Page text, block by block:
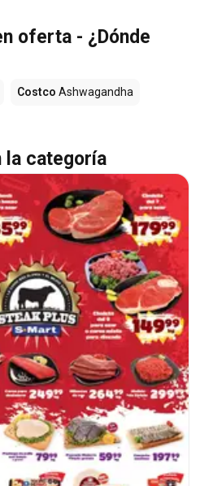
oferta - ¿Dónde
Costco Ashwagandha
la categoría